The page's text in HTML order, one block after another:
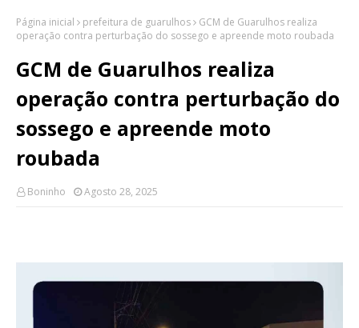
Página inicial prefeitura de guarulhos
GCM de Guarulhos realiza
operação contra perturbação do sossego e apreende moto roubada
GCM de Guarulhos realiza
operação contra perturbação do
sossego e apreende moto
roubada
Boninho Agosto 28, 2025